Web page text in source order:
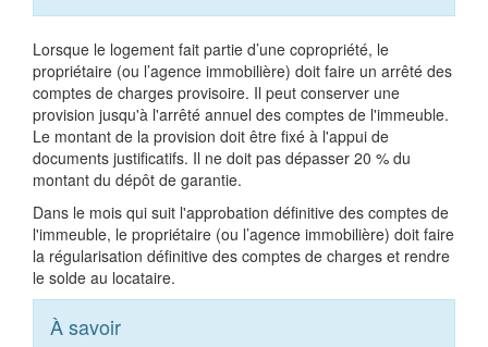
Lorsque le logement fait partie d’une copropriété, le
propriétaire (ou l’agence immobilière) doit faire un arrêté des
comptes de charges provisoire. Il peut conserver une
provision jusqu'à l'arrêté annuel des comptes de l'immeuble.
Le montant de la provision doit être fixé à l'appui de
documents justificatifs. Il ne doit pas dépasser 20 % du
montant du dépôt de garantie.
Dans le mois qui suit l'approbation définitive des comptes de
l'immeuble, le propriétaire (ou l’agence immobilière) doit faire
la régularisation définitive des comptes de charges et rendre
le solde au locataire.
À savoir